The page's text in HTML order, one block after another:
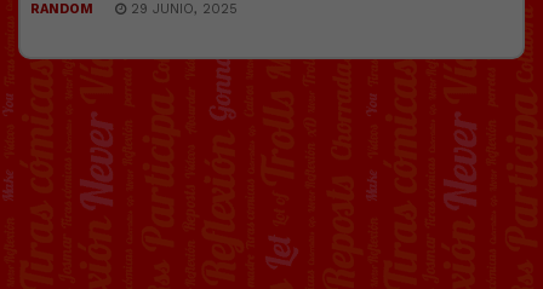
RANDOM 29 JUNIO, 2025